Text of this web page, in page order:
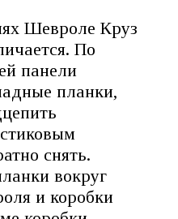
Шевроле Круз
По
панели
планки,
снять.
вокруг
и коробки